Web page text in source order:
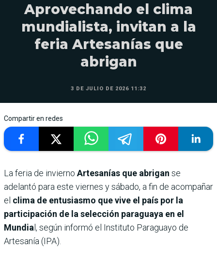
Aprovechando el clima
mundialista, invitan a la
feria Artesanías que
abrigan
3 DE JULIO DE 2026 11:32
Compartir en redes
La feria de invierno Artesanías que abrigan se
adelantó para este viernes y sábado, a fin de acompañar
el clima de entusiasmo que vive el país por la
participación de la selección paraguaya en el
Mundial, según informó el Instituto Paraguayo de
Artesanía (IPA).